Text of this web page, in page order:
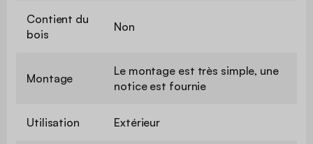
Contient du
bois
Non
Montage
Le montage est très simple, une
notice est fournie
Utilisation Extérieur